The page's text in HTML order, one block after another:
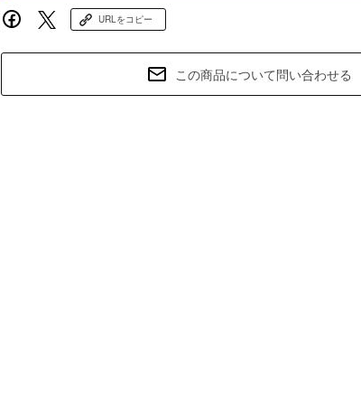
URLをコピー
この商品について問い合わせる